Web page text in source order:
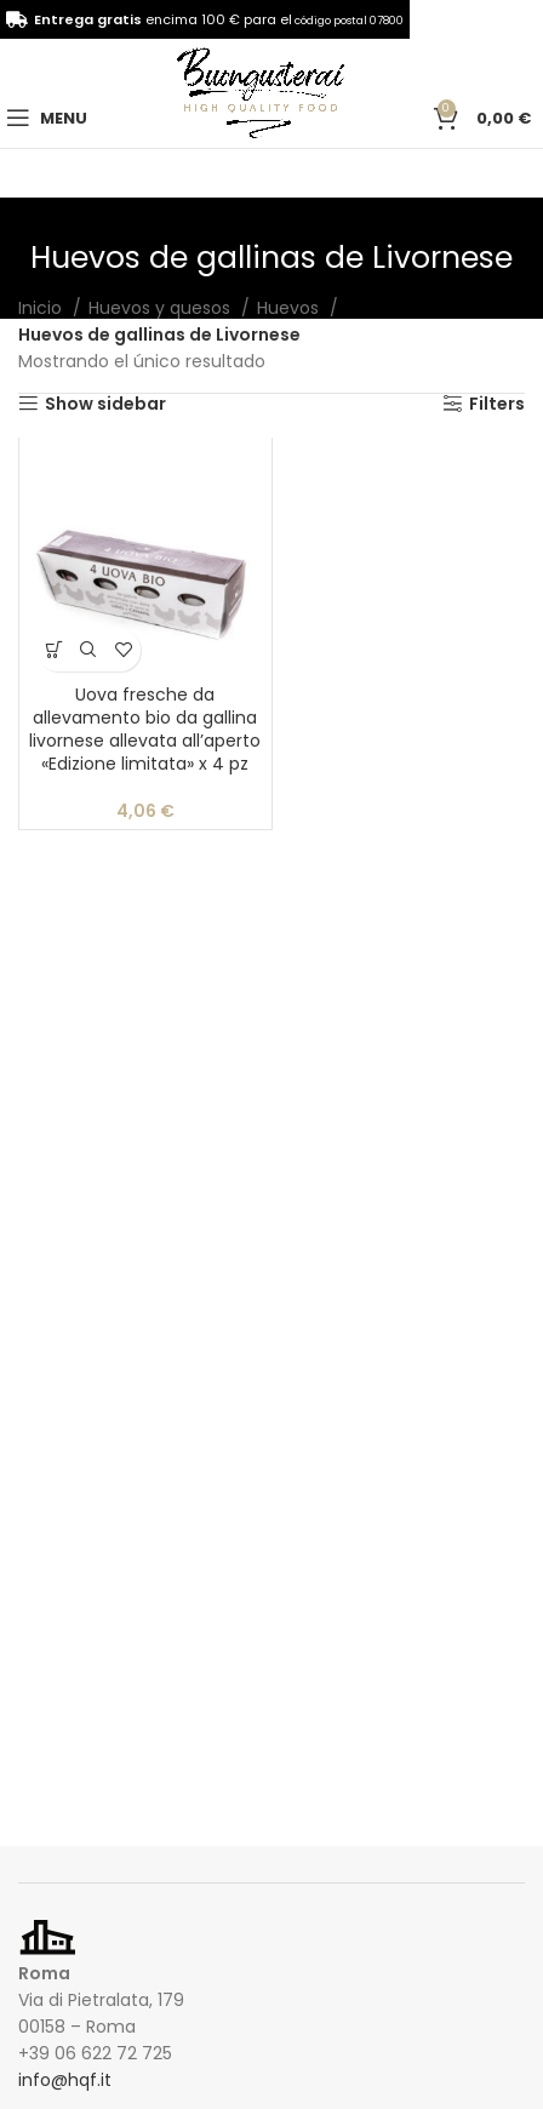
MENU 0 0,00 €
Huevos de gallinas de Livornese
Inicio Huevos y quesos
Huevos
Huevos de gallinas de Livornese
Mostrando el único resultado
Show sidebar
Filters
Uova fresche da
allevamento bio da gallina
livornese allevata all’aperto
«Edizione limitata» x 4 pz
4,06 €
Roma
Via di Pietralata, 179
00158 – Roma
+39 06 622 72 725
info@hqf.it
Entrega gratis encima 100 € para el código postal 07800